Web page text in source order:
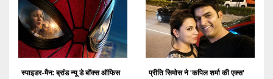
स्पाइडर-मैन: ब्रांड न्यू डे बॉक्स ऑफिस
प्रीति सिमोस ने 'कपिल शर्मा की एक्स'